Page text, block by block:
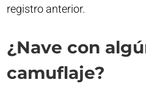
registro anterior.
¿Nave con
camuflaje?